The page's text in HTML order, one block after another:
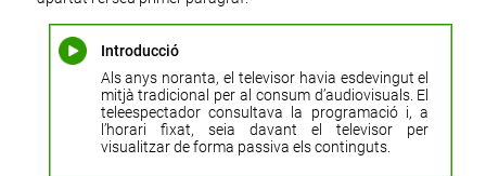
Introducció
Als anys noranta, el televisor havia esdevingut el
mitjà tradicional per al consum d’audiovisuals. El
teleespectador consultava la programació i, a
l’horari fixat, seia davant el televisor per
visualitzar de forma passiva els continguts.